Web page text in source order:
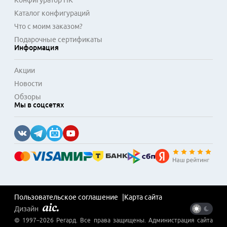
Каталог конфигураций
Что с моим заказом?
Подарочные сертификаты
Информация
Акции
Новости
Обзоры
Мы в соцсетях
Пользовательское соглашение
Карта сайта
Дизайн
© 1997–2026 Регард . Все права защищены. Администрация сайта